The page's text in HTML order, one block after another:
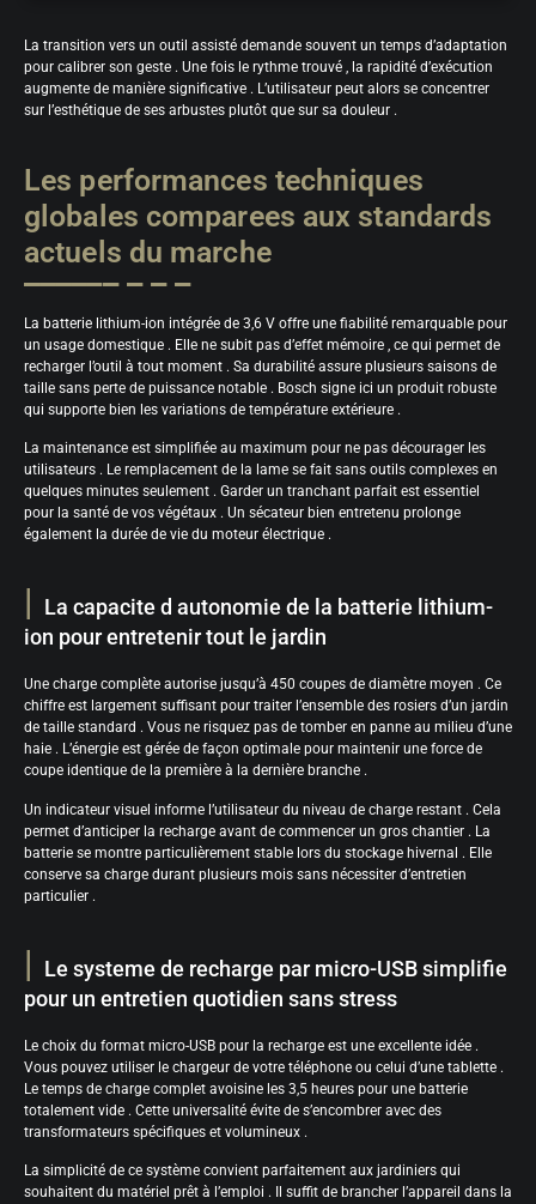
La transition vers un outil assisté demande souvent un temps d’adaptation
pour calibrer son geste . Une fois le rythme trouvé , la rapidité d’exécution
augmente de manière significative . L’utilisateur peut alors se concentrer
sur l’esthétique de ses arbustes plutôt que sur sa douleur .
Les performances techniques
globales comparees aux standards
actuels du marche
La batterie lithium-ion intégrée de 3,6 V offre une fiabilité remarquable pour
un usage domestique . Elle ne subit pas d’effet mémoire , ce qui permet de
recharger l’outil à tout moment . Sa durabilité assure plusieurs saisons de
taille sans perte de puissance notable . Bosch signe ici un produit robuste
qui supporte bien les variations de température extérieure .
La maintenance est simplifiée au maximum pour ne pas décourager les
utilisateurs . Le remplacement de la lame se fait sans outils complexes en
quelques minutes seulement . Garder un tranchant parfait est essentiel
pour la santé de vos végétaux . Un sécateur bien entretenu prolonge
également la durée de vie du moteur électrique .
La capacite d autonomie de la batterie lithium-
ion pour entretenir tout le jardin
Une charge complète autorise jusqu’à 450 coupes de diamètre moyen . Ce
chiffre est largement suffisant pour traiter l’ensemble des rosiers d’un jardin
de taille standard . Vous ne risquez pas de tomber en panne au milieu d’une
haie . L’énergie est gérée de façon optimale pour maintenir une force de
coupe identique de la première à la dernière branche .
Un indicateur visuel informe l’utilisateur du niveau de charge restant . Cela
permet d’anticiper la recharge avant de commencer un gros chantier . La
batterie se montre particulièrement stable lors du stockage hivernal . Elle
conserve sa charge durant plusieurs mois sans nécessiter d’entretien
particulier .
Le systeme de recharge par micro-USB simplifie
pour un entretien quotidien sans stress
Le choix du format micro-USB pour la recharge est une excellente idée .
Vous pouvez utiliser le chargeur de votre téléphone ou celui d’une tablette .
Le temps de charge complet avoisine les 3,5 heures pour une batterie
totalement vide . Cette universalité évite de s’encombrer avec des
transformateurs spécifiques et volumineux .
La simplicité de ce système convient parfaitement aux jardiniers qui
souhaitent du matériel prêt à l’emploi . Il suffit de brancher l’appareil dans la